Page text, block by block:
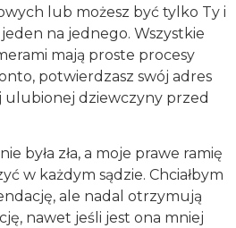
lub możesz być tylko Ty i
na jednego. Wszystkie
mają proste procesy
potwierdzasz swój adres
ulubionej dziewczyny przed
była zła, a moje prawe ramię
w każdym sądzie. Chciałbym
ale nadal otrzymują
nawet jeśli jest ona mniej